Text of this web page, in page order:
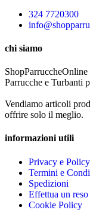
324 7720300
chi siamo
Parrucche e Turbanti
Vendiamo articoli
offrire solo il meglio.
informazioni utili
Privacy e Policy
Termini e
Spedizioni
Effettua un reso
Cookie Policy